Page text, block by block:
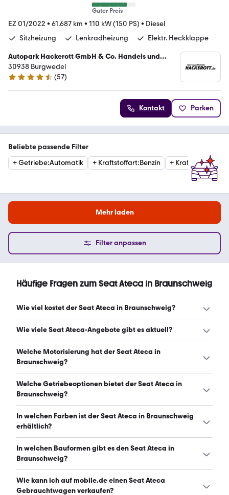
Guter Preis
EZ 01/2022 • 61.687 km • 110 kW (150 PS) • Diesel
Sitzheizung
Lenkradheizung Elektr. Heckklappe
Autopark Hackerott GmbH & Co. Handels und
Service KG
30938 Burgwedel
4.5 Sterne
(57)
Kontakt Parken
Beliebte passende Filter
+Getriebe:Automatik + Kraftstoffart:Benzin + Kraftstoffart
Mehr laden
Filter anpassen
Häufige Fragen zum Seat Ateca in Braunschweig
Wie viel kostet der Seat Ateca in Braunschweig?
Ein guter Preis für einen Seat Ateca in Braunschweig liegt
starten ab 251 € monatlich. (Stand: 9.8.2026)
Wie viele Seat Ateca-Angebote gibt es aktuell?
Es gibt insgesamt 81 Seat Ateca bei mobile.de, davon 78
Gebraucht- und 3 Neuwagen. (Stand: 9.8.2026)
Welche Motorisierung hat der Seat Ateca in
Braunschweig?
Der Seat Ateca in Braunschweig hat Leistungen zwischen
116 und 190 PS. (Stand: 9.8.2026)
Welche Getriebeoptionen bietet der Seat Ateca in
Braunschweig?
Der Seat Ateca in Braunschweig ist mit automatischem
und manuellem Getriebe erhältlich. (Stand: 9.8.2026)
In welchen Farben ist der Seat Ateca in Braunschweig
erhältlich?
Den Seat Ateca in Braunschweig gibt es in folgenden
Farben: weiß, schwarz, grau, silber, blau, rot, grün und
In welchen Bauformen gibt es den Seat Ateca in
Braunschweig?
Den Seat Ateca in Braunschweig gibt es in folgenden
Bauformen: SUV. (Stand: 9.8.2026)
Wie kann ich auf mobile.de einen Seat Ateca
Gebrauchtwagen verkaufen?